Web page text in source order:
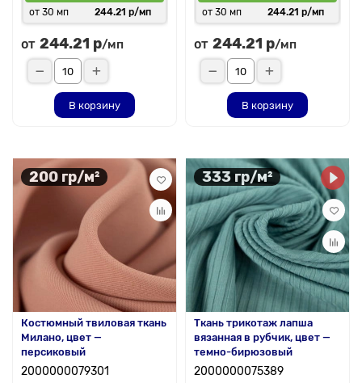
от 30 мп
244.21 р/мп
от 244.21 р/мп
В корзину
от 30 мп
244.21 р/мп
от 244.21 р/мп
В корзину
200 гр/м²
Костюмный твиловая ткань
Милано, цвет —
персиковый
2000000079301
333 гр/м²
Ткань трикотаж лапша
вязанная в рубчик, цвет —
темно-бирюзовый
2000000075389